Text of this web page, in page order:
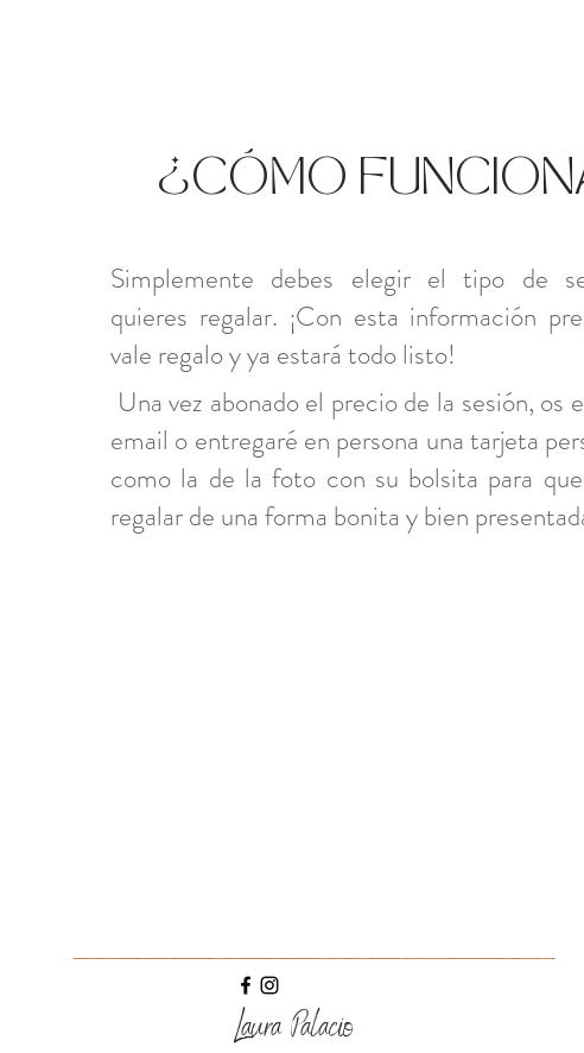
¿CÓMO
Simplemente debes elegir el tipo de
quieres regalar. ¡Con esta información
vale regalo y ya estará todo listo!
Una vez abonado el precio de la sesión, os
email o entregaré en persona una tarjeta
como la de la foto con su bolsita para
regalar de una forma bonita y bien
Laura Palacio